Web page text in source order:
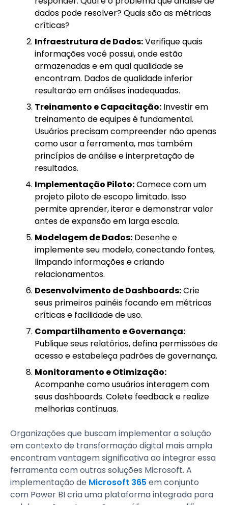
dados pode resolver? Quais são as métricas
críticas?
Infraestrutura de Dados:Verifique quais
informações você possui, onde estão
armazenadas e em qual qualidade se
encontram. Dados de qualidade inferior
resultarão em análises inadequadas.
Treinamento e Capacitação: Investir em
treinamento de equipes é fundamental.
Usuários precisam compreender não apenas
como usar a ferramenta, mas também
princípios de análise e interpretação de
resultados.
Implementação Piloto:Comece com um
projeto piloto de escopo limitado. Isso
permite aprender, iterar e demonstrar valor
antes de expansão em larga escala.
Modelagem de Dados: Desenhe e
implemente seu modelo, conectando fontes,
limpando informações e criando
relacionamentos.
Desenvolvimento de Dashboards:Crie
seus primeiros painéis focando em métricas
críticas e facilidade de uso.
Compartilhamento e Governança:
Publique seus relatórios, defina permissões de
acesso e estabeleça padrões de governança.
Monitoramento e Otimização:
Acompanhe como usuários interagem com
seus dashboards. Colete feedback e realize
melhorias contínuas.
Organizações que buscam implementar a solução
em contexto de transformação digital mais ampla
encontram vantagem significativa ao integrar essa
ferramenta com outras soluções Microsoft. A
implementação de Microsoft 365 em conjunto
com Power BI cria uma plataforma integrada para